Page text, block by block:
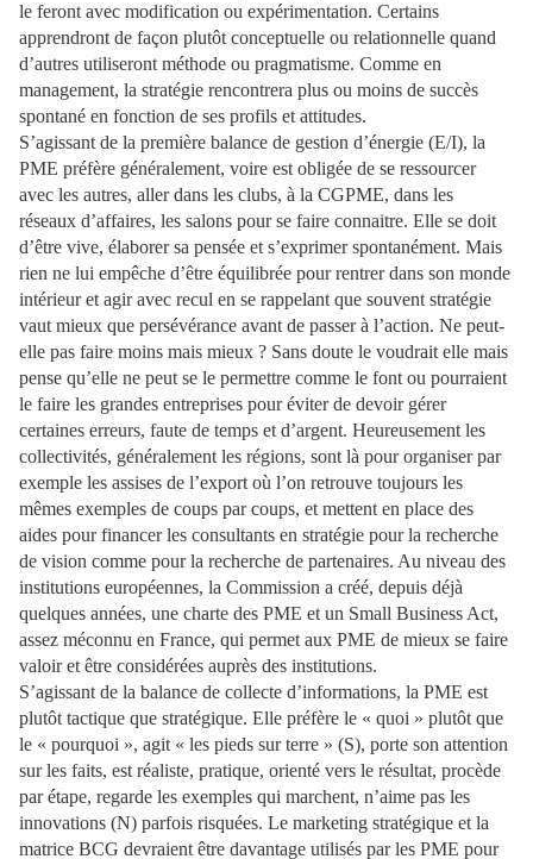
le feront avec modification ou expérimentation. Certains
apprendront de façon plutôt conceptuelle ou relationnelle quand
d’autres utiliseront méthode ou pragmatisme. Comme en
management, la stratégie rencontrera plus ou moins de succès
spontané en fonction de ses profils et attitudes.
S’agissant de la première balance de gestion d’énergie (E/I), la
PME préfère généralement, voire est obligée de se ressourcer
avec les autres, aller dans les clubs, à la CGPME, dans les
réseaux d’affaires, les salons pour se faire connaitre. Elle se doit
d’être vive, élaborer sa pensée et s’exprimer spontanément. Mais
rien ne lui empêche d’être équilibrée pour rentrer dans son monde
intérieur et agir avec recul en se rappelant que souvent stratégie
vaut mieux que persévérance avant de passer à l’action. Ne peut-
elle pas faire moins mais mieux ? Sans doute le voudrait elle mais
pense qu’elle ne peut se le permettre comme le font ou pourraient
le faire les grandes entreprises pour éviter de devoir gérer
certaines erreurs, faute de temps et d’argent. Heureusement les
collectivités, généralement les régions, sont là pour organiser par
exemple les assises de l’export où l’on retrouve toujours les
mêmes exemples de coups par coups, et mettent en place des
aides pour financer les consultants en stratégie pour la recherche
de vision comme pour la recherche de partenaires. Au niveau des
institutions européennes, la Commission a créé, depuis déjà
quelques années, une charte des PME et un Small Business Act,
assez méconnu en France, qui permet aux PME de mieux se faire
valoir et être considérées auprès des institutions.
S’agissant de la balance de collecte d’informations, la PME est
plutôt tactique que stratégique. Elle préfère le « quoi » plutôt que
le « pourquoi », agit « les pieds sur terre » (S), porte son attention
sur les faits, est réaliste, pratique, orienté vers le résultat, procède
par étape, regarde les exemples qui marchent, n’aime pas les
innovations (N) parfois risquées. Le marketing stratégique et la
matrice BCG devraient être davantage utilisés par les PME pour